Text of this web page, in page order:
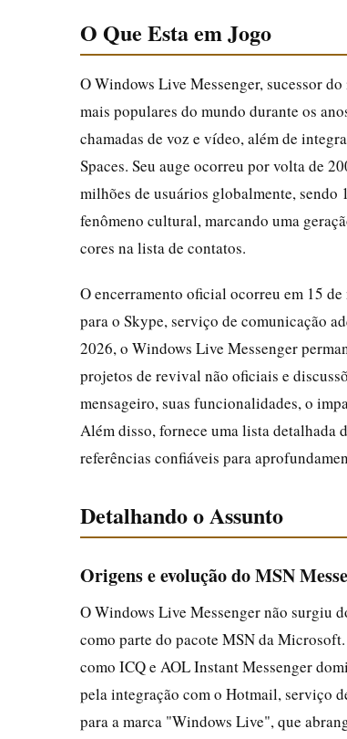
O Que Esta em Jogo
O Windows Live Messenger, sucessor
mais populares do mundo durante os
chamadas de voz e vídeo, além de
Spaces. Seu auge ocorreu por volta de
milhões de usuários globalmente,
fenômeno cultural, marcando uma
cores na lista de contatos.
O encerramento oficial ocorreu em 15
para o Skype, serviço de comunicação
2026, o Windows Live Messenger
projetos de revival não oficiais e
mensageiro, suas funcionalidades, o
Além disso, fornece uma lista detalhada
referências confiáveis para
Detalhando o Assunto
Origens e evolução do MSN
O Windows Live Messenger não surgiu
como parte do pacote MSN da
como ICQ e AOL Instant Messenger
pela integração com o Hotmail, serviço
para a marca "Windows Live", que